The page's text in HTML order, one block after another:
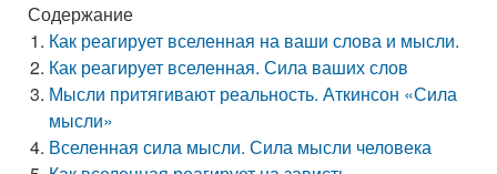
Содержание
Как реагирует вселенная на ваши слова и мысли.
Как реагирует вселенная. Сила ваших слов
Мысли притягивают реальность. Аткинсон «Сила
мысли»
Вселенная сила мысли. Сила мысли человека